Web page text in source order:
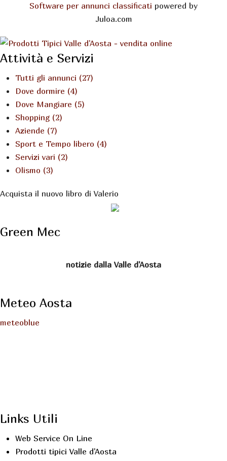
Software per annunci classificati powered by
Juloa.com
Attività e Servizi
Tutti gli annunci (27)
Dove dormire (4)
Dove Mangiare (5)
Shopping (2)
Aziende (7)
Sport e Tempo libero (4)
Servizi vari (2)
Olismo (3)
Acquista il nuovo libro di Valerio
Green Mec
notizie dalla Valle d'Aosta
Meteo Aosta
meteoblue
Links Utili
Web Service On Line
Prodotti tipici Valle d'Aosta